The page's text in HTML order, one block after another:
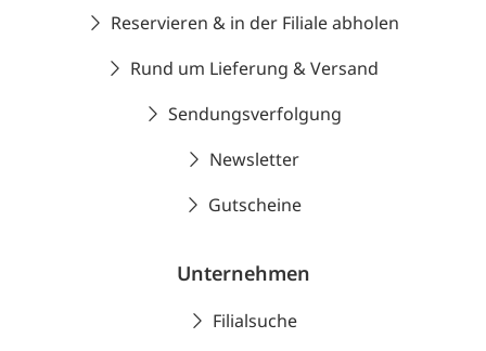
Reservieren & in der Filiale abholen
Rund um Lieferung & Versand
Sendungsverfolgung
Newsletter
Gutscheine
Unternehmen
Filialsuche